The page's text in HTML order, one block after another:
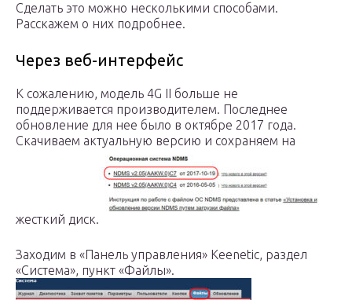
Сделать это можно несколькими способами.
Расскажем о них подробнее.
Через веб-интерфейс
К сожалению, модель 4G II больше не
поддерживается производителем. Последнее
обновление для нее было в октябре 2017 года.
Скачиваем актуальную версию и сохраняем на
жесткий диск.
Заходим в «Панель управления» Keenetic, раздел
«Система», пункт «Файлы».